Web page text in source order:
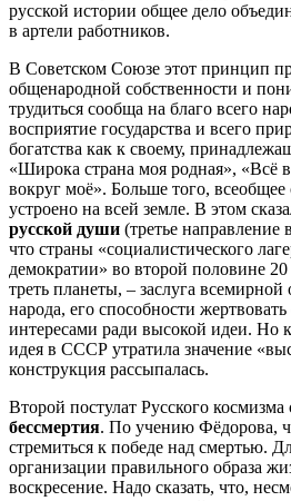
русской истории общее дело
в артели работников.
В Советском Союзе этот принцип
общенародной собственности и
трудиться сообща на благо всего
восприятие государства и всего
богатства как к своему,
«Широка страна моя родная», «Всё
вокруг моё». Больше того,
устроено на всей земле. В этом
русской души (третье
что страны «социалистического
демократии» во второй половине
треть планеты, – заслуга всемирной
народа, его способности
интересами ради высокой идеи. Но
идея в СССР утратила значение
конструкция рассыпалась.
Второй постулат Русского космизма
бессмертия. По учению Фёдорова,
стремиться к победе над смертью.
организации правильного образа
воскресение. Надо сказать, что,